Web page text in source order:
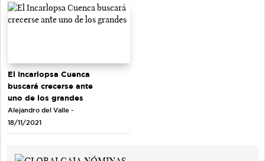
El Incarlopsa Cuenca
buscará crecerse ante
uno de los grandes
Alejandro del Valle -
18/11/2021